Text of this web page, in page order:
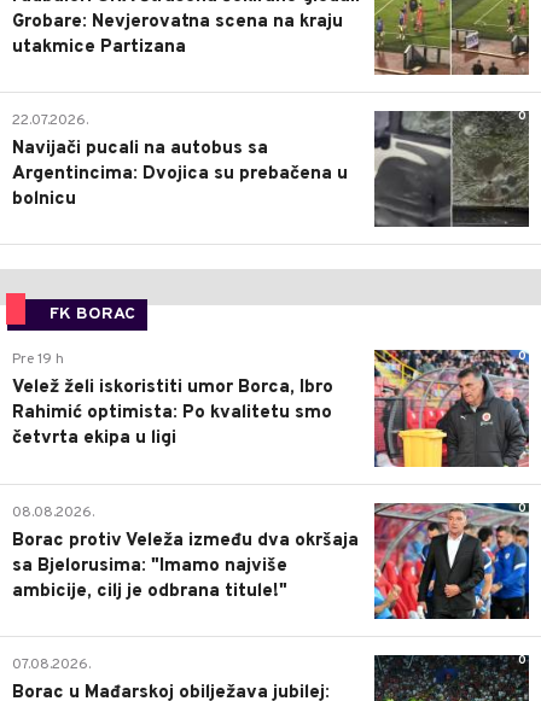
Grobare: Nevjerovatna scena na kraju
utakmice Partizana
0
22.07.2026.
Navijači pucali na autobus sa
Argentincima: Dvojica su prebačena u
bolnicu
FK BORAC
0
Pre 19 h
Velež želi iskoristiti umor Borca, Ibro
Rahimić optimista: Po kvalitetu smo
četvrta ekipa u ligi
0
08.08.2026.
Borac protiv Veleža između dva okršaja
sa Bjelorusima: "Imamo najviše
ambicije, cilj je odbrana titule!"
0
07.08.2026.
Borac u Mađarskoj obilježava jubilej: